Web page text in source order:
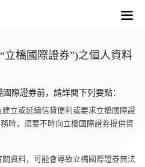
立橋國際證券”)之個人資料
際證券前，請詳閱下列要點：
立或延續信貸便利或要求立橋國際證
時，須要不時向立橋國際證券提供資
資料，可能會導致立橋國際證券無法